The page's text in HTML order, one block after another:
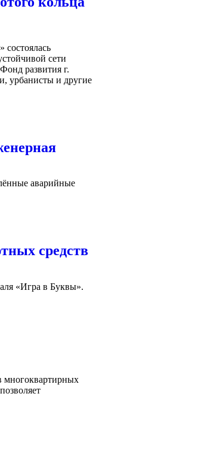
состоялась
сети
развития г.
урбанисты и другие
аварийные
средств
«Игра в Буквы».
многоквартирных